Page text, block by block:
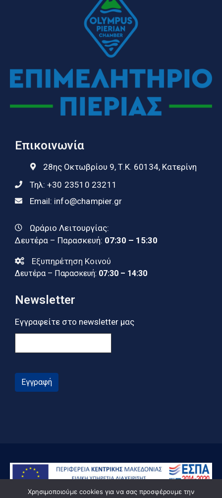
Επικοινωνία
28ης Οκτωβρίου 9, Τ.Κ. 60134, Κατερίνη
Τηλ: +30 23510 23211
Email: info@champier.gr
Ωράριο Λειτουργίας:
Δευτέρα – Παρασκευή: 07:30 – 15:30
Εξυπηρέτηση Κοινού
Δευτέρα – Παρασκευή: 07:30 – 14:30
Newsletter
Εγγραφείτε στο newsletter μας
Εγγραφή
Χρησιμοποιούμε cookies για να σας προσφέρουμε την